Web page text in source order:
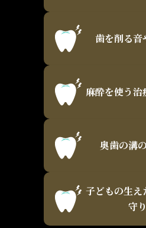
歯を削る音
麻酔を使う治
奥歯の溝
子どもの生え
守